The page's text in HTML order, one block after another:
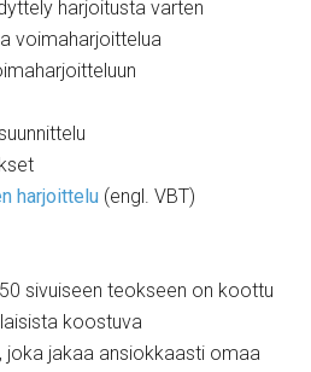
harjoitusta varten
voimaharjoittelua
harjoittelu (engl. VBT)
sivuiseen teokseen on koottu
koostuva
joka jakaa ansiokkaasti omaa